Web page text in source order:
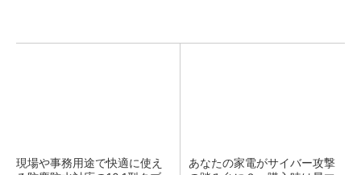
現場や事務用途で快適に使え
あなたの家電がサイバー攻撃